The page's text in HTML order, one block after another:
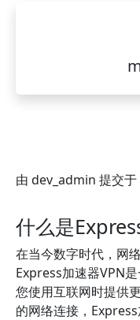
由 dev_admin 提交于
什么是
在当今数字时代，网
Express加速器VPN
您使用互联网时提供
的网络连接，